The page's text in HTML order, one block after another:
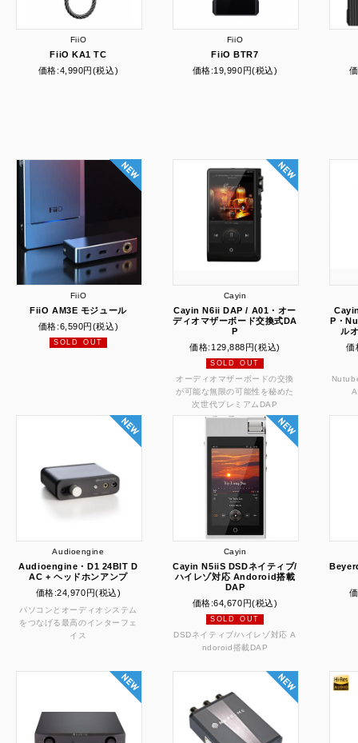
FiiO
FiiO KA1 TC
価格:4,990円(税込)
FiiO
FiiO BTR7
価格:19,990円(税込)
FiiO
FiiO AM3E モジュール
価格:6,590円(税込)
SOLD OUT
Cayin
Cayin N6ii DAP / A01・オー
ディオマザーボード交換式DA
P
価格: 129,888円(税込)
SOLD OUT
オーディオマザーボードの交換
が可能な無限の可能性を秘めた
次世代プレミアムDAP
P・
ル
価
Audioengine
Audioengine・D1 24BIT D
AC + ヘッドホンアンプ
価格:24,970円(税込)
パソコンとオーディオシステム
をつなげる最高のインターフェ
イス
Cayin
Cayin N5iiS DSDネイティブ/
ハイレゾ対応 Andoroid搭載
DAP
価格:64,670円(税込)
SOLD OUT
DSDネイティブ/ハイレゾ対応 A
ndoroid搭載DAP